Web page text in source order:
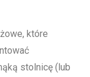
które
stolnicę (lub